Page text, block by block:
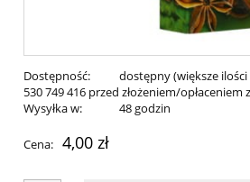
Dostępność:
dostępny (większe
530 749 416 przed złożeniem/opłaceniem
Wysyłka w:
48 godzin
Cena: 4,00 zł